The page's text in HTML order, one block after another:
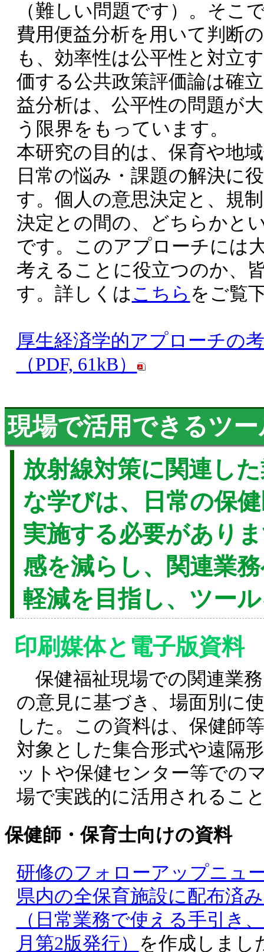
（難しい問題です）。そこ
費用便益分析を用いて判断
も、効率性は公平性と対立
価する公共政策評価論は確
益分析は、公平性の問題が
う限界をもっています。
本研究の目的は、保育や地
日常の悩み・課題の解決に
す。個人の意思決定と、規
決定との間の、どちらかと
です。このアプローチには
考えることに役立つのか、
す。詳しくはこちら をご覧
厚生経済学的アプローチの
（PDF, 61kB）
現場で活用できるツ
放射線対策に関連し
な学びは、日常の保
実施する必要があり
感を減らし、関連業
軽減を目指し、ツー
印刷媒体と電子版資料
保健福祉現場での関連業
の意見に基づき、場面別に
した。この資料は、保健師
対象とした集合形式や遠隔
ットや保健センター等での
場で実践的に活用されるこ
保健師・保育士向けの資料
研修のフォローアップニュ
県内の全保育施設に配布済
（日常業務で使える手引き
月第2版発行） を作成しまし